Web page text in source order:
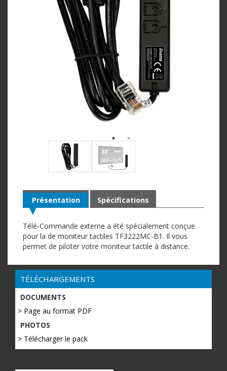
Présentation
Télé-Commande externe a été spécialement conçue
pour la de moniteur tactiles TF3222MC-B1. Il vous
permet de piloter votre moniteur tactile à distance.
Spécifications
TÉLÉCHARGEMENTS
DOCUMENTS
> Page au format PDF
PHOTOS
> Télécharger le pack